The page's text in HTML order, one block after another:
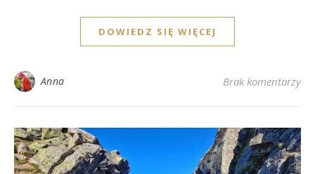
DOWIEDZ SIĘ WIĘCEJ
Anna Brak komentarzy